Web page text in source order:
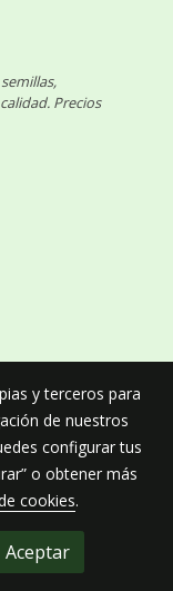
Precios
y terceros para
de nuestros
configurar tus
o obtener más
cookies.
Aceptar